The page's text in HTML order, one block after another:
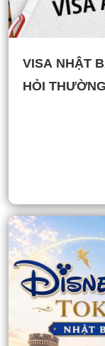
VISA NHẬT
HỎI